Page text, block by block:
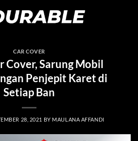
CAR COVER
Cover, Sarung Mobil
Penjepit Karet di
Setiap Ban
28, 2021 BY MAULANA AFFANDI